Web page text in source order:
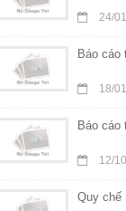
24/
Báo cáo
18/
Báo cáo
12/
Quy chế